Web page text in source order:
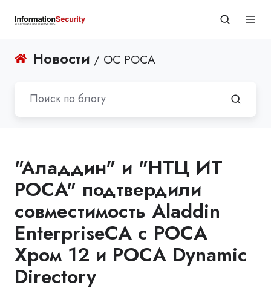
Новости / ОС РОСА
"Аладдин" и "НТЦ ИТ
РОСА" подтвердили
совместимость Aladdin
EnterpriseCA с РОСА
Хром 12 и РОСА Dynamic
Directory